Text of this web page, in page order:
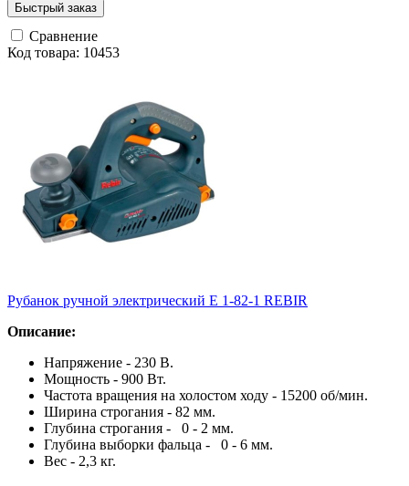
Быстрый заказ
Сравнение
Код товара: 10453
Рубанок ручной электрический E 1-82-1 REBIR
Описание:
Напряжение - 230 В.
Мощность - 900 Вт.
Частота вращения на холостом ходу - 15200 об/мин.
Ширина строгания - 82 мм.
Глубина строгания - 0 - 2 мм.
Глубина выборки фальца - 0 - 6 мм.
Вес - 2,3 кг.